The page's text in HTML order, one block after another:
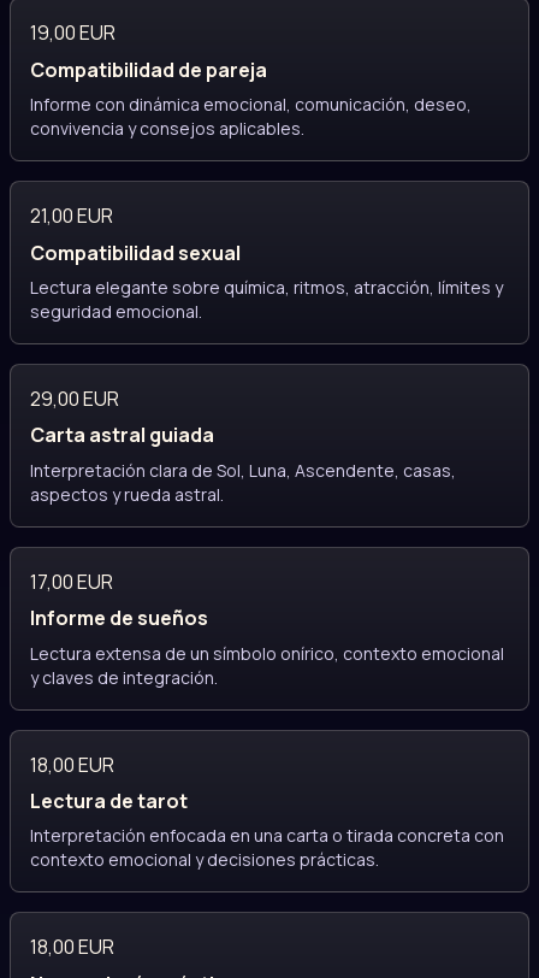
19,00 EUR
Compatibilidad de pareja
Informe con dinámica emocional, comunicación, deseo,
convivencia y consejos aplicables.
21,00 EUR
Compatibilidad sexual
Lectura elegante sobre química, ritmos, atracción, límites y
seguridad emocional.
29,00 EUR
Carta astral guiada
Interpretación clara de Sol, Luna, Ascendente, casas,
aspectos y rueda astral.
17,00 EUR
Informe de sueños
Lectura extensa de un símbolo onírico, contexto emocional
y claves de integración.
18,00 EUR
Lectura de tarot
Interpretación enfocada en una carta o tirada concreta con
contexto emocional y decisiones prácticas.
18,00 EUR